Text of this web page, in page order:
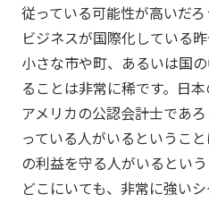
従っている可能性が高いだろ
ビジネスが国際化している
小さな市や町、あるいは国
ることは非常に稀です。日
アメリカの公認会計士であ
っている人がいるというこ
の利益を守る人がいるとい
どこにいても、非常に強い